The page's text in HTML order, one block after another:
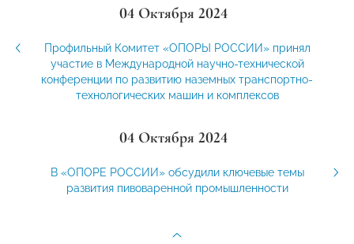
04 Октября 2024
Профильный Комитет «ОПОРЫ РОССИИ» принял
участие в Международной научно-технической
конференции по развитию наземных транспортно-
технологических машин и комплексов
04 Октября 2024
В «ОПОРЕ РОССИИ» обсудили ключевые темы
развития пивоваренной промышленности